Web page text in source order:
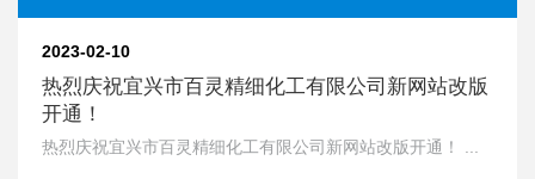
2023-02-10
热烈庆祝宜兴市百灵精细化工有限公司新网站改版
开通！
热烈庆祝宜兴市百灵精细化工有限公司新网站改版开通！ ...